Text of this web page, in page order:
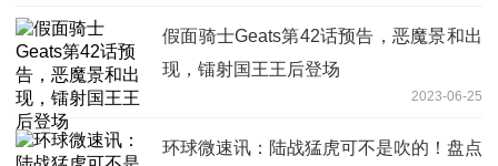
假面骑士Geats第42话预告，恶魔景和出
现，镭射国王王后登场
2023-06-25
环球微速讯：陆战猛虎可不是吹的！盘点